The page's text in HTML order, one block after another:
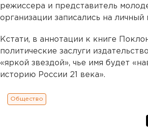
режиссера и представитель
организации записались на личный
Кстати, в аннотации к книге
политические заслуги
«яркой звездой», чье имя будет
историю России 21 века».
Общество